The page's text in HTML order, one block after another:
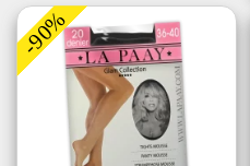
-90%